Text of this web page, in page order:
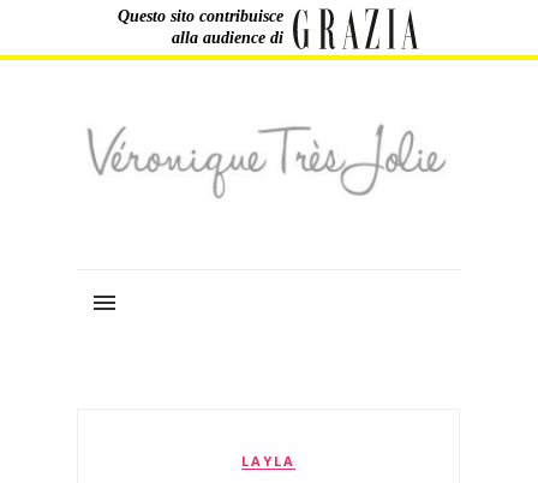
Questo sito contribuisce
alla audience di
LAYLA